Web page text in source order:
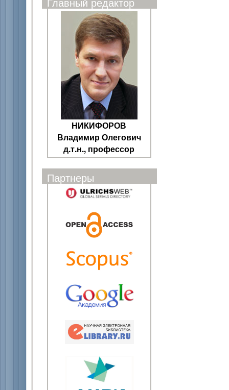
НИКИФОРОВ
Владимир Олегович
д.т.н., профессор
Партнеры